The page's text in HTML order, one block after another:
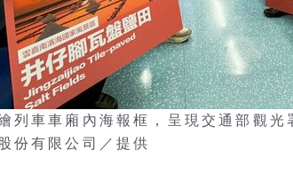
列車車廂內海報框，呈現交通部觀
份有限公司／提供